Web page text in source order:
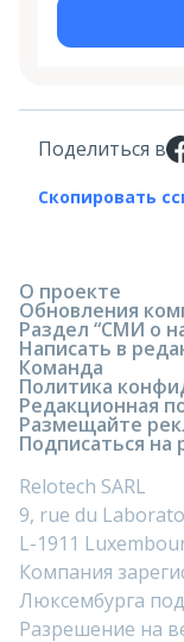
Поделиться в
Скопировать
О проекте
Обновления
Раздел “СМИ о
Написать в
Команда
Политика
Редакционная
Размещайте
Подписаться на
Relotech SARL
9, rue du
L-1911
Компания
Люксембурга
Разрешение на